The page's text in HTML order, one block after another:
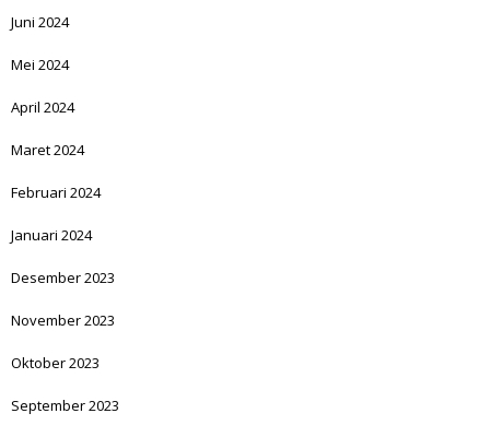
Juni 2024
Mei 2024
April 2024
Maret 2024
Februari 2024
Januari 2024
Desember 2023
November 2023
Oktober 2023
September 2023